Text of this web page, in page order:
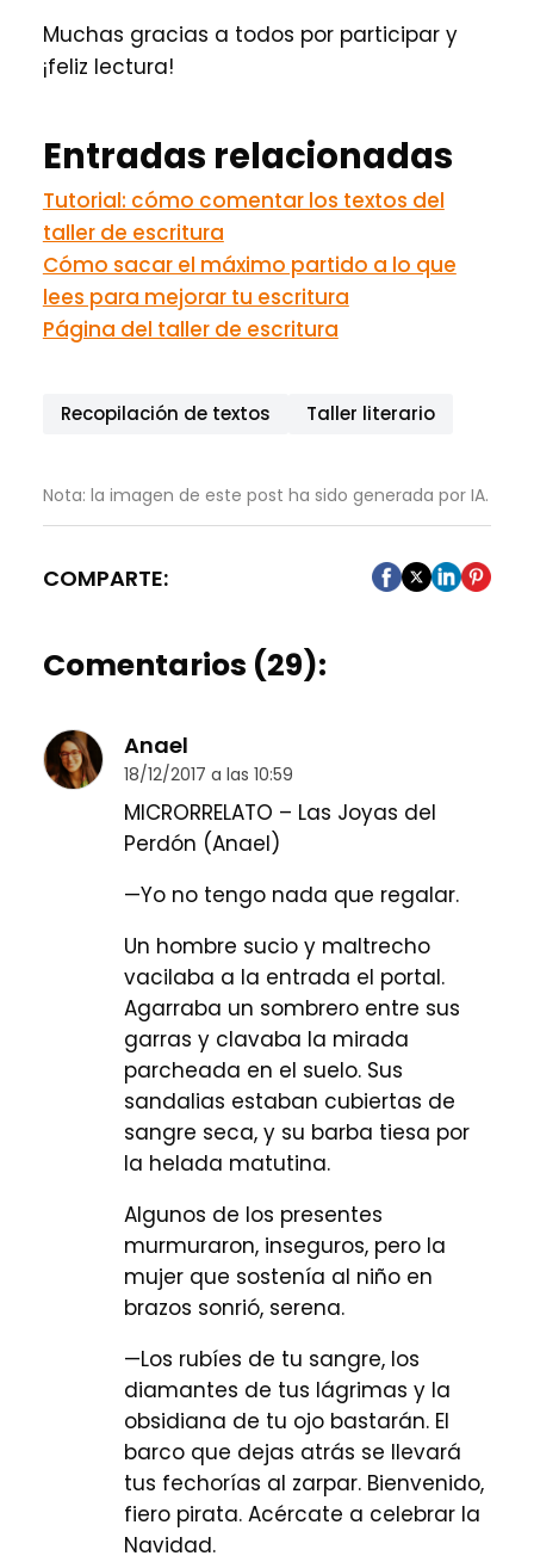
Muchas gracias a todos por participar y
¡feliz lectura!
Entradas relacionadas
Tutorial: cómo comentar los textos del
taller de escritura
Cómo sacar el máximo partido a lo que
lees para mejorar tu escritura
Página del taller de escritura
Recopilación de textos Taller literario
Nota: la imagen de este post ha sido generada por IA.
COMPARTE:
Comentarios (29):
Anael
18/12/2017 a las 10:59
MICRORRELATO – Las Joyas del
Perdón (Anael)
—Yo no tengo nada que regalar.
Un hombre sucio y maltrecho
vacilaba a la entrada el portal.
Agarraba un sombrero entre sus
garras y clavaba la mirada
parcheada en el suelo. Sus
sandalias estaban cubiertas de
sangre seca, y su barba tiesa por
la helada matutina.
Algunos de los presentes
murmuraron, inseguros, pero la
mujer que sostenía al niño en
brazos sonrió, serena.
—Los rubíes de tu sangre, los
diamantes de tus lágrimas y la
obsidiana de tu ojo bastarán. El
barco que dejas atrás se llevará
tus fechorías al zarpar. Bienvenido,
fiero pirata. Acércate a celebrar la
Navidad.